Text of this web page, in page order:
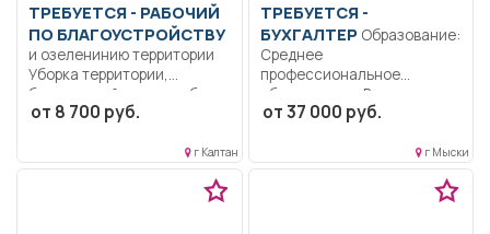
ТРЕБУЕТСЯ - РАБОЧИЙ
ПО БЛАГОУСТРОЙСТВУ
и озеленинию территории
Уборка территории,
благоустройство клумб..
Неполный рабочий день/
от 8 700 руб.
г Калтан
ТРЕБУЕТСЯ -
БУХГАЛТЕР
Среднее
профессиональное
образование.. Ведение
безвозмездного
от 37 000 руб.
г Мыски